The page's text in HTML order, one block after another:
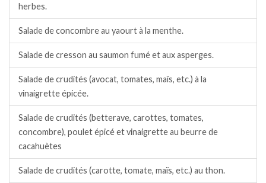
herbes.
Salade de concombre au yaourt à la menthe.
Salade de cresson au saumon fumé et aux asperges.
Salade de crudités (avocat, tomates, maïs, etc.) à la
vinaigrette épicée.
Salade de crudités (betterave, carottes, tomates,
concombre), poulet épicé et vinaigrette au beurre de
cacahuètes
Salade de crudités (carotte, tomate, maïs, etc.) au thon.